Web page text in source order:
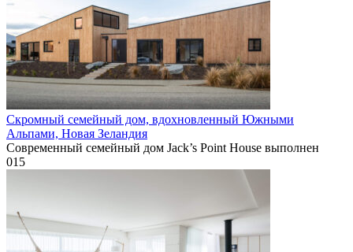
Скромный семейный дом, вдохновленный Южными
Альпами, Новая Зеландия
Современный семейный дом Jack’s Point House выполнен
015